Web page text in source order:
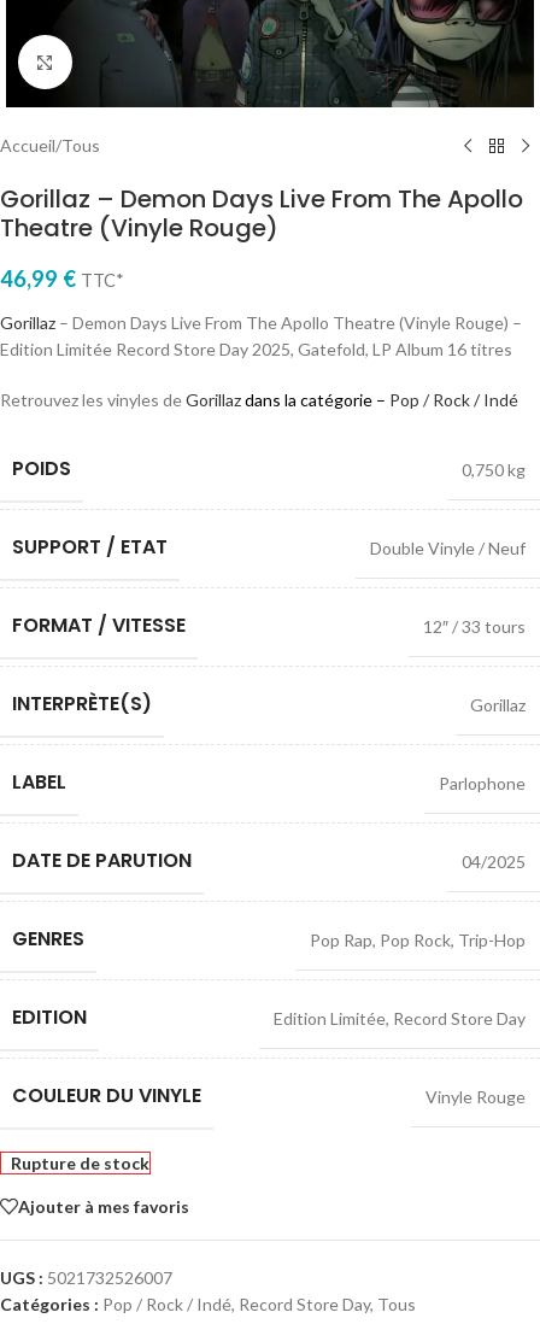
Cliquez pour agrandir
Accueil/Tous
Gorillaz – Demon Days Live From The Apollo
Theatre (Vinyle Rouge)
46,99 € TTC*
Gorillaz – Demon Days Live From The Apollo Theatre (Vinyle Rouge) –
Edition Limitée Record Store Day 2025, Gatefold, LP Album 16 titres
Retrouvez les vinyles deGorillazdans la catégorie – Pop / Rock / Indé
POIDS 0,750 kg
SUPPORT / ETAT Double Vinyle / Neuf
FORMAT / VITESSE 12″ / 33 tours
INTERPRÈTE(S) Gorillaz
LABEL Parlophone
DATE DE PARUTION 04/2025
GENRES Pop Rap, Pop Rock, Trip-Hop
EDITION Edition Limitée, Record Store Day
COULEUR DU VINYLE Vinyle Rouge
Rupture de stock
Ajouter à mes favoris
UGS : 5021732526007
Catégories : Pop / Rock / Indé, Record Store Day, Tous